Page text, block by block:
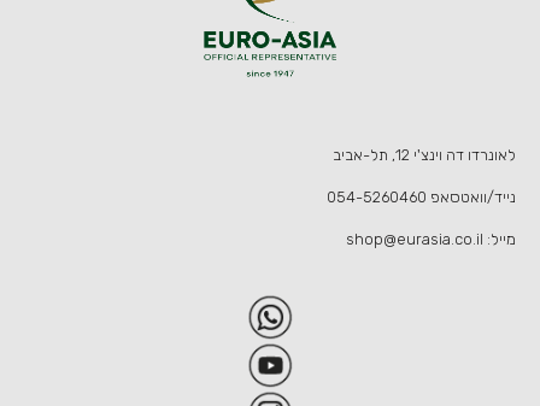
לאונרדו דה וינצ'י 12, תל-אביב
נייד/וואטסאפ 054-5260460
מייל: shop@eurasia.co.il